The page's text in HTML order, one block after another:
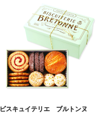
ビスキュイテリエ ブルトンヌ